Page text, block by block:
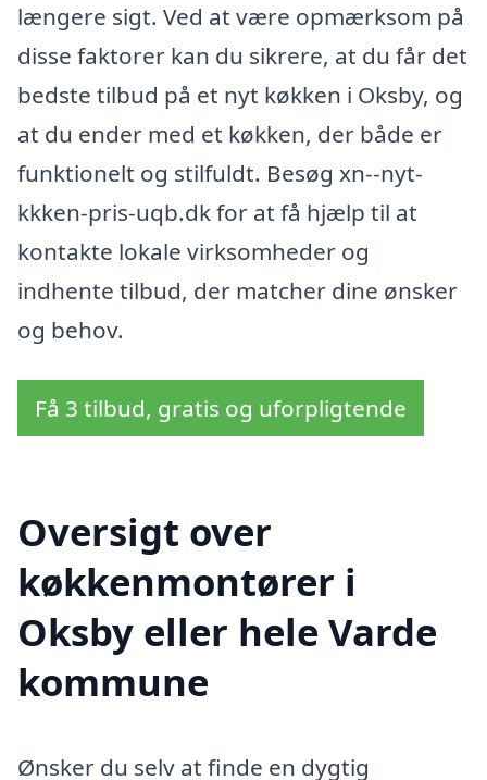
længere sigt. Ved at være opmærksom på
disse faktorer kan du sikrere, at du får det
bedste tilbud på et nyt køkken i Oksby, og
at du ender med et køkken, der både er
funktionelt og stilfuldt. Besøg xn--nyt-
kkken-pris-uqb.dk for at få hjælp til at
kontakte lokale virksomheder og
indhente tilbud, der matcher dine ønsker
og behov.
Få 3 tilbud, gratis og uforpligtende
Oversigt over
køkkenmontører i
Oksby eller hele Varde
kommune
Ønsker du selv at finde en dygtig